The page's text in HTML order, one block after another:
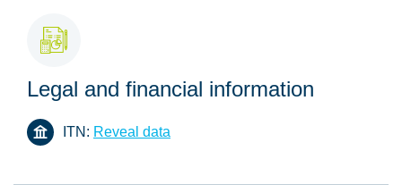
Legal and financial information
ITN: Reveal data